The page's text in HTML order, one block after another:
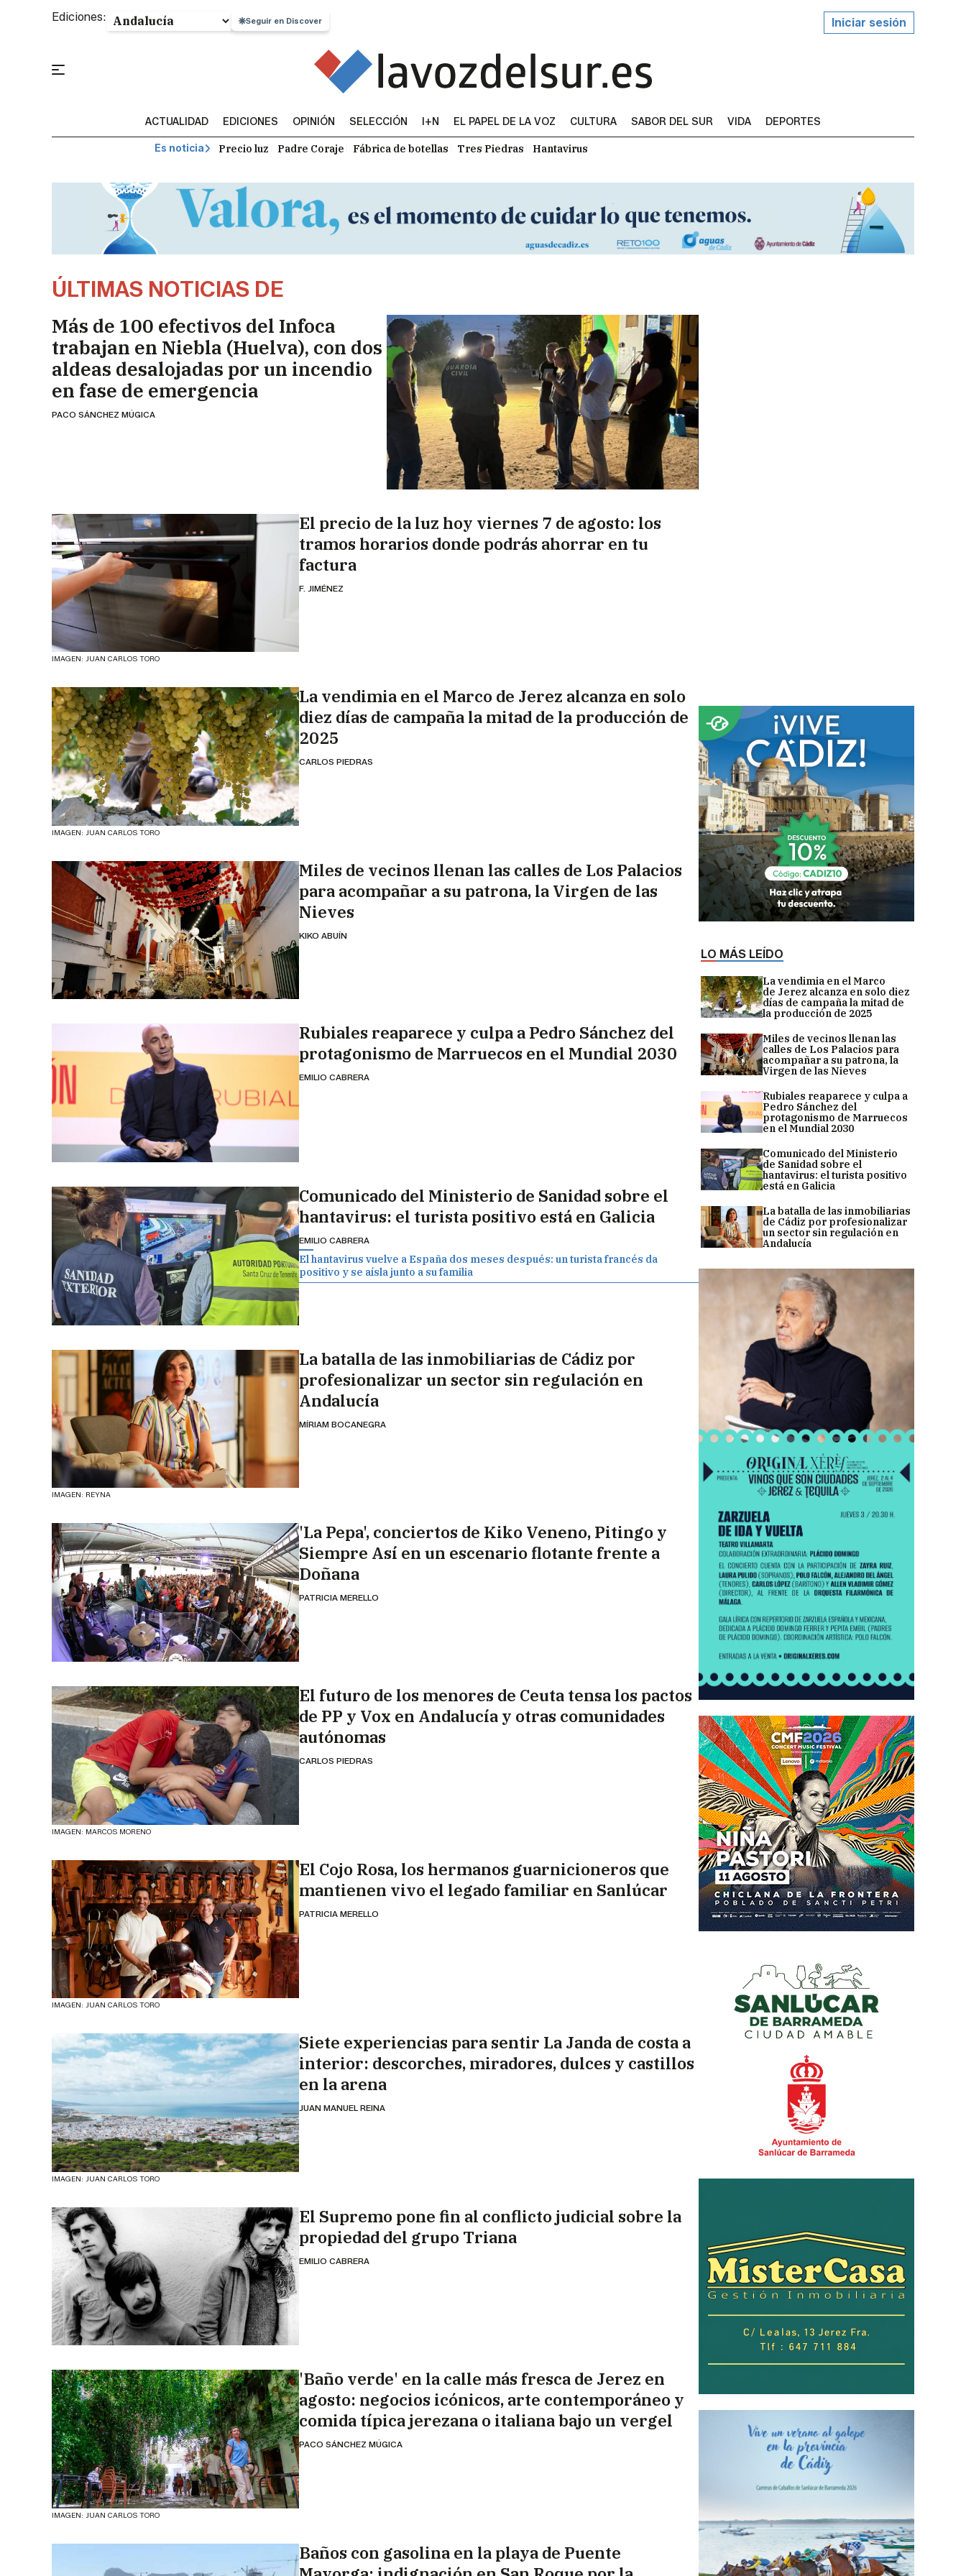
Ediciones: Seguir en Discover Iniciar sesión
ACTUALIDAD EDICIONES OPINIÓN SELECCIÓN I+N EL PAPEL DE LA VOZ CULTURA SABOR DEL SUR VIDA DEPORTES
Es noticia Precio luz Padre Coraje Fábrica de botellas Tres Piedras Hantavirus
ÚLTIMAS NOTICIAS DE
Más de 100 efectivos del Infoca
trabajan en Niebla (Huelva), con dos
aldeas desalojadas por un incendio
en fase de emergencia
PACO SÁNCHEZ MÚGICA
IMAGEN: JUAN CARLOS TORO
El precio de la luz hoy viernes 7 de agosto: los
tramos horarios donde podrás ahorrar en tu
factura
F. JIMÉNEZ
IMAGEN: JUAN CARLOS TORO
La vendimia en el Marco de Jerez alcanza en solo
diez días de campaña la mitad de la producción de
2025
CARLOS PIEDRAS
Miles de vecinos llenan las calles de Los Palacios
para acompañar a su patrona, la Virgen de las
Nieves
KIKO ABUÍN
Rubiales reaparece y culpa a Pedro Sánchez del
protagonismo de Marruecos en el Mundial 2030
EMILIO CABRERA
Comunicado del Ministerio de Sanidad sobre el
hantavirus: el turista positivo está en Galicia
EMILIO CABRERA
El hantavirus vuelve a España dos meses después: un turista francés da
positivo y se aísla junto a su familia
IMAGEN: REYNA
La batalla de las inmobiliarias de Cádiz por
profesionalizar un sector sin regulación en
Andalucía
MÍRIAM BOCANEGRA
'La Pepa', conciertos de Kiko Veneno, Pitingo y
Siempre Así en un escenario flotante frente a
Doñana
PATRICIA MERELLO
IMAGEN: MARCOS MORENO
El futuro de los menores de Ceuta tensa los pactos
de PP y Vox en Andalucía y otras comunidades
autónomas
CARLOS PIEDRAS
IMAGEN: JUAN CARLOS TORO
El Cojo Rosa, los hermanos guarnicioneros que
mantienen vivo el legado familiar en Sanlúcar
PATRICIA MERELLO
IMAGEN: JUAN CARLOS TORO
Siete experiencias para sentir La Janda de costa a
interior: descorches, miradores, dulces y castillos
en la arena
JUAN MANUEL REINA
El Supremo pone fin al conflicto judicial sobre la
propiedad del grupo Triana
EMILIO CABRERA
IMAGEN: JUAN CARLOS TORO
'Baño verde' en la calle más fresca de Jerez en
agosto: negocios icónicos, arte contemporáneo y
comida típica jerezana o italiana bajo un vergel
PACO SÁNCHEZ MÚGICA
Baños con gasolina en la playa de Puente
LO MÁS LEÍDO
La vendimia en el Marco
de Jerez alcanza en solo diez
días de campaña la mitad de
la producción de 2025
Miles de vecinos llenan las
calles de Los Palacios para
acompañar a su patrona, la
Virgen de las Nieves
Rubiales reaparece y culpa a
Pedro Sánchez del
protagonismo de Marruecos
en el Mundial 2030
Comunicado del Ministerio
de Sanidad sobre el
hantavirus: el turista positivo
está en Galicia
La batalla de las inmobiliarias
de Cádiz por profesionalizar
un sector sin regulación en
Andalucía